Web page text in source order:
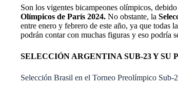
Son los vigentes bicampeones olímpicos,
Olímpicos de París 2024. No obstante, la
entre enero y febrero de este año, ya que todas
podrán contar con muchas figuras y eso podría
SELECCIÓN ARGENTINA SUB-23 Y SU
Selección Brasil en el Torneo Preolímpico Sub-